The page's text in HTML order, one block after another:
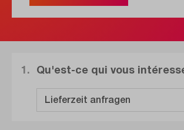
Qu'est-ce qui vous
1.